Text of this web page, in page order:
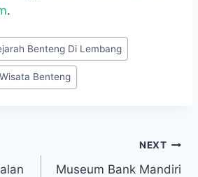
.
Benteng Di Lembang
Wisata Benteng
NEXT
Museum Bank Mandiri